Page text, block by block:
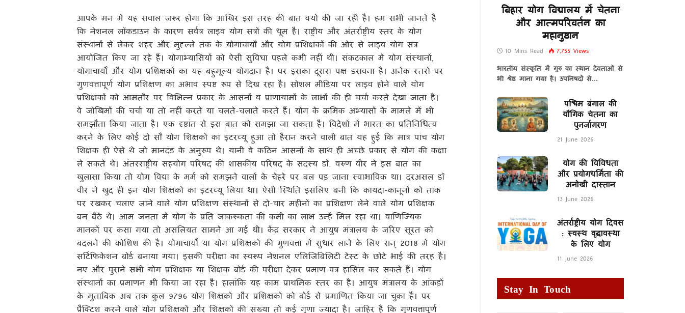
आपके मन में यह सवाल जरूर होगा कि आखिर इस तरह की बात क्यों की जा रही है। हम सभी जानते हैं
कि नेशनल लॉकडाउन के कारण सर्वत्र लाइव योग सत्रों की धूम है। राष्ट्रीय और अंतर्राष्ट्रीय स्तर के योग
संस्थानों से लेकर शहर और मुह्ल्ले तक के योगाचार्यों और योग प्रशिक्षकों की ओर से लाइव योग सत्र
आयोजित किए जा रहे हैं। योगाभ्यासियों को ऐसी सुविधा पहले कभी नहीं थी। संकटकाल में योग संस्थानों,
योगाचार्यों और योग प्रशिक्षकों का यह बहुमूल्य योगदान है। पर इसका दूसरा पक्ष डरावना है। अनेक स्तरों पर
गुणवत्तापूर्ण योग प्रशिक्षण का अभाव स्पष्ट रूप से दिख रहा है। सोशल मीडिया पर लाइव होने वाले योग
प्रशिक्षकों को आमतौर पर विभिन्न प्रकार के आसनों व प्राणायामों के लाभों की ही चर्चा करते देखा जाता है।
वे जोखिमों की चर्चा या तो नहीं करते या चलते-चलाते करते हैं। योग के क्रमिक अभ्यासों के मामले में भी
समझौता किया जाता है। एक दृष्टांत से इस बात को समझा जा सकता है।विदेशों में भारत का प्रतिनिधित्व
करने के लिए कोई दो सौ योग शिक्षकों का इंटरव्यू हुआ तो हैरान करने वाली बात यह हुई कि मात्र पांच योग
शिक्षक ही ऐसे थे जो मानदंड के अनुरूप थे। यानी वे कठिन आसनों के साथ ही अच्छे प्रकार से योग की कक्षा
ले सकते थे। अंतरराष्ट्रीय सहयोग परिषद की शासकीय परिषद के सदस्य डॉ. वरुण वीर ने इस बात का
खुलासा किया तो योग विद्या के मर्म को समझने वालों के चेहरे पर बल पड़ जाना स्वाभाविक था। दरअसल डॉ
वीर ने खुद ही इन योग शिक्षकों का इंटरव्यू लिया था। ऐसी स्थिति इसलिए बनी कि कायदा-कानूनों को ताक
पर रखकर चलाए जाने वाले योग प्रशिक्षण संस्थानों से दो-चार महीनों का प्रशिक्षण लेने वाले योग प्रशिक्षक
बन बैठे थे। आम जनता में योग के प्रति जाकरूकता की कमी का लाभ उन्हें मिल रहा था। वाणिज्यिक
मानकों पर कसा गया तो असलियत सामने आ गई थी।केंद्र सरकार ने आयुष मंत्रालय के जरिए सूरत को
बदलने की कोशिश की है। योगाचार्यों या योग प्रशिक्षकों की गुणवत्ता में सुधार लाने के लिए सन् 2018 में योग
सर्टिफिकेशन बोर्ड बनाया गया। इसकी परीक्षा का स्वरूप नेशनल एलिजिबिलिटी टेस्ट के छोटे भाई की तरह है।
नए और पुराने सभी योग प्रशिक्षक या शिक्षक बोर्ड की परीक्षा देकर प्रमाण-पत्र हासिल कर सकते हैं। योग
संस्थानों का प्रमाणन भी किया जा रहा है। हालांकि यह काम प्राथमिक स्तर का है। आयुष मंत्रालय के आंकड़ों
के मुताबिक अब तक कुल 9796 योग शिक्षकों और प्रशिक्षकों को बोर्ड से प्रमाणित किया जा चुका हैं। पर
प्रैक्टिश करने वाले योग प्रशिक्षकों और शिक्षकों की संख्या तो कई गुणा ज्यादा है। जाहिर है कि गुणवत्तापूर्ण
बिहार योग विद्यालय में चेतना
और आत्मपरिवर्तन का
महानुष्ठान
10 Mins Read 7,755 Views
भारतीय संस्कृति में गुरु का स्थान देवताओं से
भी श्रेष्ठ माना गया है। उपनिषदों से…
पश्चिम बंगाल की
यौगिक चेतना का
पुनर्जागरण
21 June 2026
योग की विविधता
और प्रयोगधर्मिता की
अनोखी दास्तान
13 June 2026
अंतर्राष्ट्रीय योग दिवस
: स्वस्थ वृद्धावस्था
के लिए योग
11 June 2026
Stay In Touch